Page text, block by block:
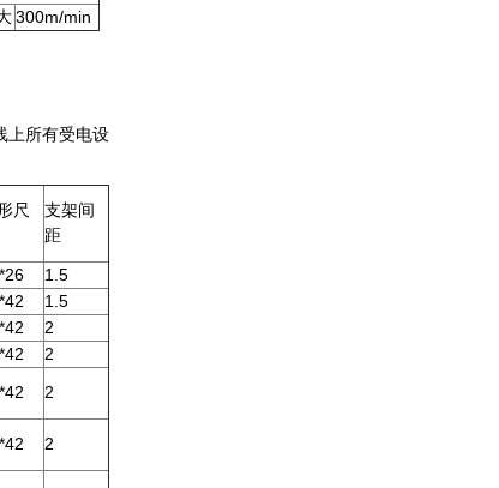
300m/min
上所有受电设
尺
支架间
距
1.5
1.5
2
2
2
2